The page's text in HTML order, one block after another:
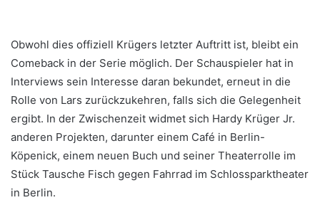
Obwohl dies offiziell Krügers letzter Auftritt ist, bleibt ein
Comeback in der Serie möglich. Der Schauspieler hat in
Interviews sein Interesse daran bekundet, erneut in die
Rolle von Lars zurückzukehren, falls sich die Gelegenheit
ergibt. In der Zwischenzeit widmet sich Hardy Krüger Jr.
anderen Projekten, darunter einem Café in Berlin-
Köpenick, einem neuen Buch und seiner Theaterrolle im
Stück Tausche Fisch gegen Fahrrad im Schlossparktheater
in Berlin.